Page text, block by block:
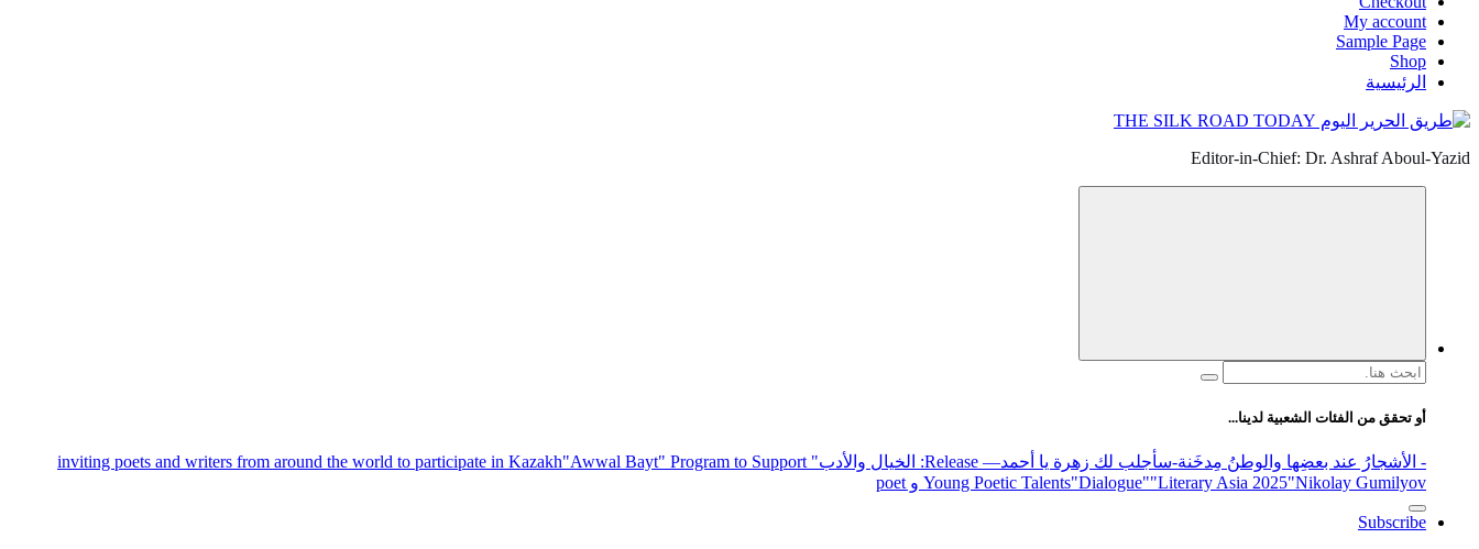
My account
Sample Page
Shop
الرئيسية
Editor-in-Chief: Dr. Ashraf Aboul-Yazid
البحث
أو تحقق من الفئات الشعبية لدينا...
- الأشجارُ عند بعضِها والوطنُ مِدخَنة-سأجلب لك زهرة يا أحمد— Release : الخيال والأدب" inviting poets and writers from around the world to participate in Kazakh
"Awwal Bayt" Program to Support
Young Poetic Talents"Dialogue""Literary Asia 2025"Nikolay Gumilyov و poet
Subscribe